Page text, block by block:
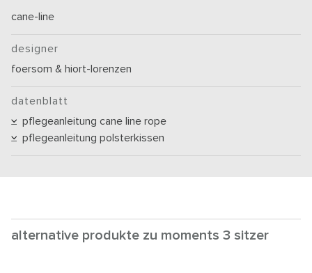
cane-line
designer
foersom & hiort-lorenzen
datenblatt
pflegeanleitung cane line rope
pflegeanleitung polsterkissen
alternative produkte zu moments 3 sitzer